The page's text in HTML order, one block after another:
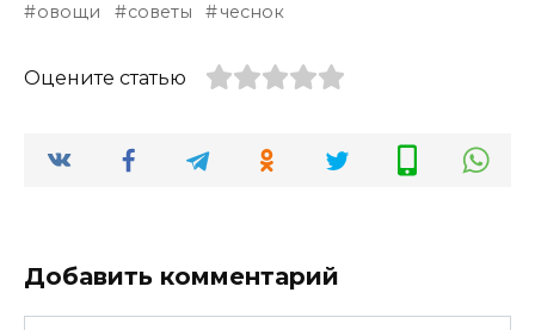
овощи советы чеснок
Оцените статью
Добавить комментарий